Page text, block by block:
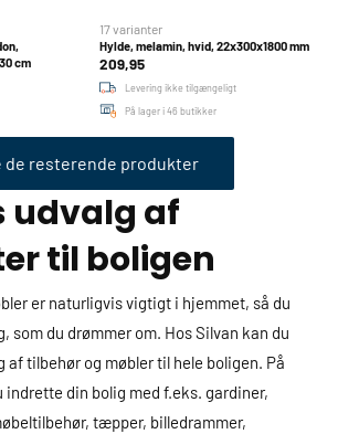
cm
Hylde, melamin, hvid, 22x300x1800 mm
17 varianter
209,95
Levering ikke tilgængeligt
På lager i 46 butikker
de resterende produkter
udvalg af
til boligen
er naturligvis vigtigt i hjemmet, så du
som du drømmer om. Hos Silvan kan du
af tilbehør og møbler til hele boligen. På
indrette din bolig med f.eks. gardiner,
tæpper, billedrammer,